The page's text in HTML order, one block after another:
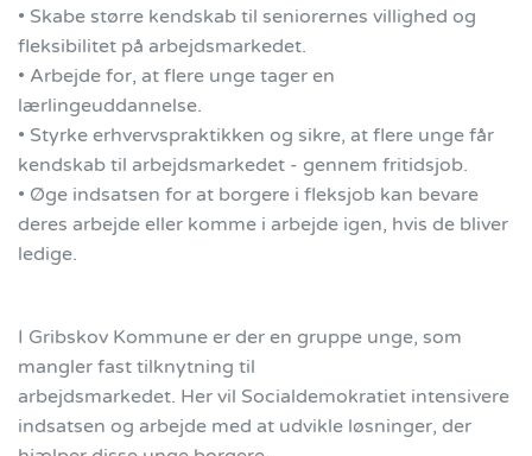
• Skabe større kendskab til seniorernes villighed og
fleksibilitet på arbejdsmarkedet.
• Arbejde for, at flere unge tager en
lærlingeuddannelse.
• Styrke erhvervspraktikken og sikre, at flere unge får
kendskab til arbejdsmarkedet - gennem fritidsjob.
• Øge indsatsen for at borgere i fleksjob kan bevare
deres arbejde eller komme i arbejde igen, hvis de bliver
ledige.
I Gribskov Kommune er der en gruppe unge, som
mangler fast tilknytning til
arbejdsmarkedet. Her vil Socialdemokratiet intensivere
indsatsen og arbejde med at udvikle løsninger, der